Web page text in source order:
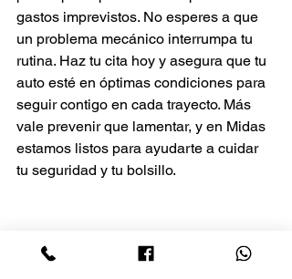
gastos imprevistos. No esperes a que
un problema mecánico interrumpa tu
rutina. Haz tu cita hoy y asegura que tu
auto esté en óptimas condiciones para
seguir contigo en cada trayecto. Más
vale prevenir que lamentar, y en Midas
estamos listos para ayudarte a cuidar
tu seguridad y tu bolsillo.